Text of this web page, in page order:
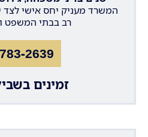
המשרד מעניק יחס אישי לצד
רב בבתי המשפט
2639
זמינים בשבילך